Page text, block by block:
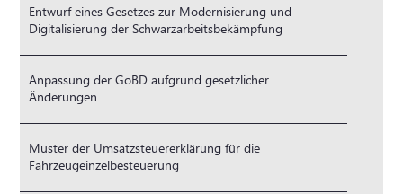
Entwurf eines Gesetzes zur Modernisierung und
Digitalisierung der Schwarzarbeitsbekämpfung
Anpassung der GoBD aufgrund gesetzlicher
Änderungen
Muster der Umsatzsteuererklärung für die
Fahrzeugeinzelbesteuerung